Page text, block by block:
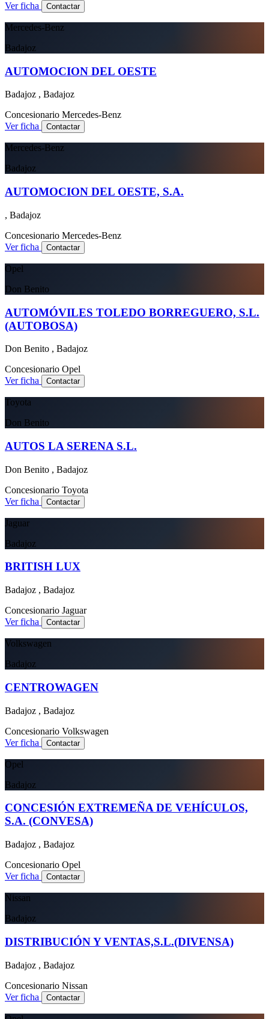
Ver ficha
Contactar
Mercedes-Benz
Badajoz
AUTOMOCION DEL OESTE
Badajoz , Badajoz
Concesionario Mercedes-Benz
Ver ficha
Contactar
Mercedes-Benz
Badajoz
AUTOMOCION DEL OESTE, S.A.
, Badajoz
Concesionario Mercedes-Benz
Ver ficha
Contactar
Opel
Don Benito
AUTOMÓVILES TOLEDO BORREGUERO, S.L.
(AUTOBOSA)
Don Benito , Badajoz
Concesionario Opel
Ver ficha
Contactar
Toyota
Don Benito
AUTOS LA SERENA S.L.
Don Benito , Badajoz
Concesionario Toyota
Ver ficha
Contactar
Jaguar
Badajoz
BRITISH LUX
Badajoz , Badajoz
Concesionario Jaguar
Ver ficha
Contactar
Volkswagen
Badajoz
CENTROWAGEN
Badajoz , Badajoz
Concesionario Volkswagen
Ver ficha
Contactar
Opel
Badajoz
CONCESIÓN EXTREMEÑA DE VEHÍCULOS,
S.A. (CONVESA)
Badajoz , Badajoz
Concesionario Opel
Ver ficha
Contactar
Nissan
Badajoz
DISTRIBUCIÓN Y VENTAS,S.L.(DIVENSA)
Badajoz , Badajoz
Concesionario Nissan
Ver ficha
Contactar